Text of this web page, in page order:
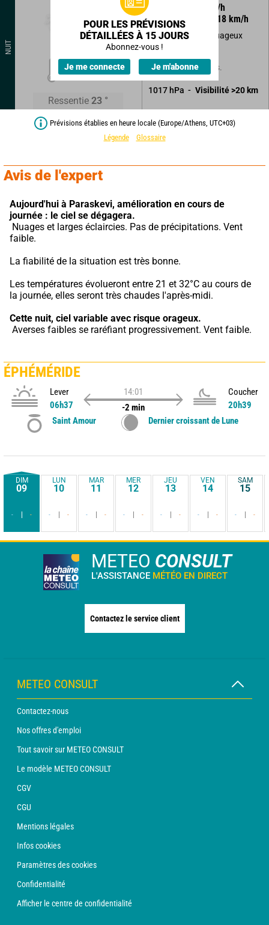
NUIT
22°
Ressentie 23 °
km/h
Rafales à
18 km/h
Beau temps peu nuageux
devenant variable.
Sans précipitations.
1017 hPa Visibilité >20 km
POUR LES PRÉVISIONS
DÉTAILLÉES À 15 JOURS
Abonnez-vous !
Je me connecte Je m'abonne
Prévisions établies en heure locale (Europe/Athens, UTC+03)
Légende
Glossaire
Avis de l'expert
Aujourd'hui à Paraskevi, amélioration en cours de
journée : le ciel se dégagera.
faible.
La fiabilité de la situation est très bonne.
Les températures évolueront entre 21 et 32°C au cours de
la journée, elles seront très chaudes l'après-midi.
Cette nuit, ciel variable avec risque orageux.
Averses faibles se raréfiant progressivement. Vent faible.
ÉPHÉMÉRIDE
Lever
06h37
14:01
-2 min
Coucher
20h39
Saint Amour
Dernier croissant de Lune
DIM
09
- -
LUN
10
- -
MAR
11
- -
MER
12
- -
JEU
13
- -
VEN
14
- -
SAM
15
- -
METEO CONSULT
L'ASSISTANCE MÉTÉO EN DIRECT
Contactez le service client
METEO CONSULT
Contactez-nous
Nos offres d'emploi
Tout savoir sur METEO CONSULT
Le modèle METEO CONSULT
CGV
CGU
Mentions légales
Infos cookies
Paramètres des cookies
Confidentialité
Afficher le centre de confidentialité